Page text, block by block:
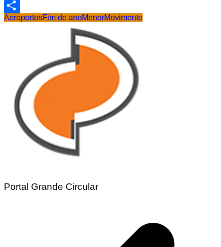
Email
Share
AeroportosFim de anoMenorMovimento
Portal Grande Circular